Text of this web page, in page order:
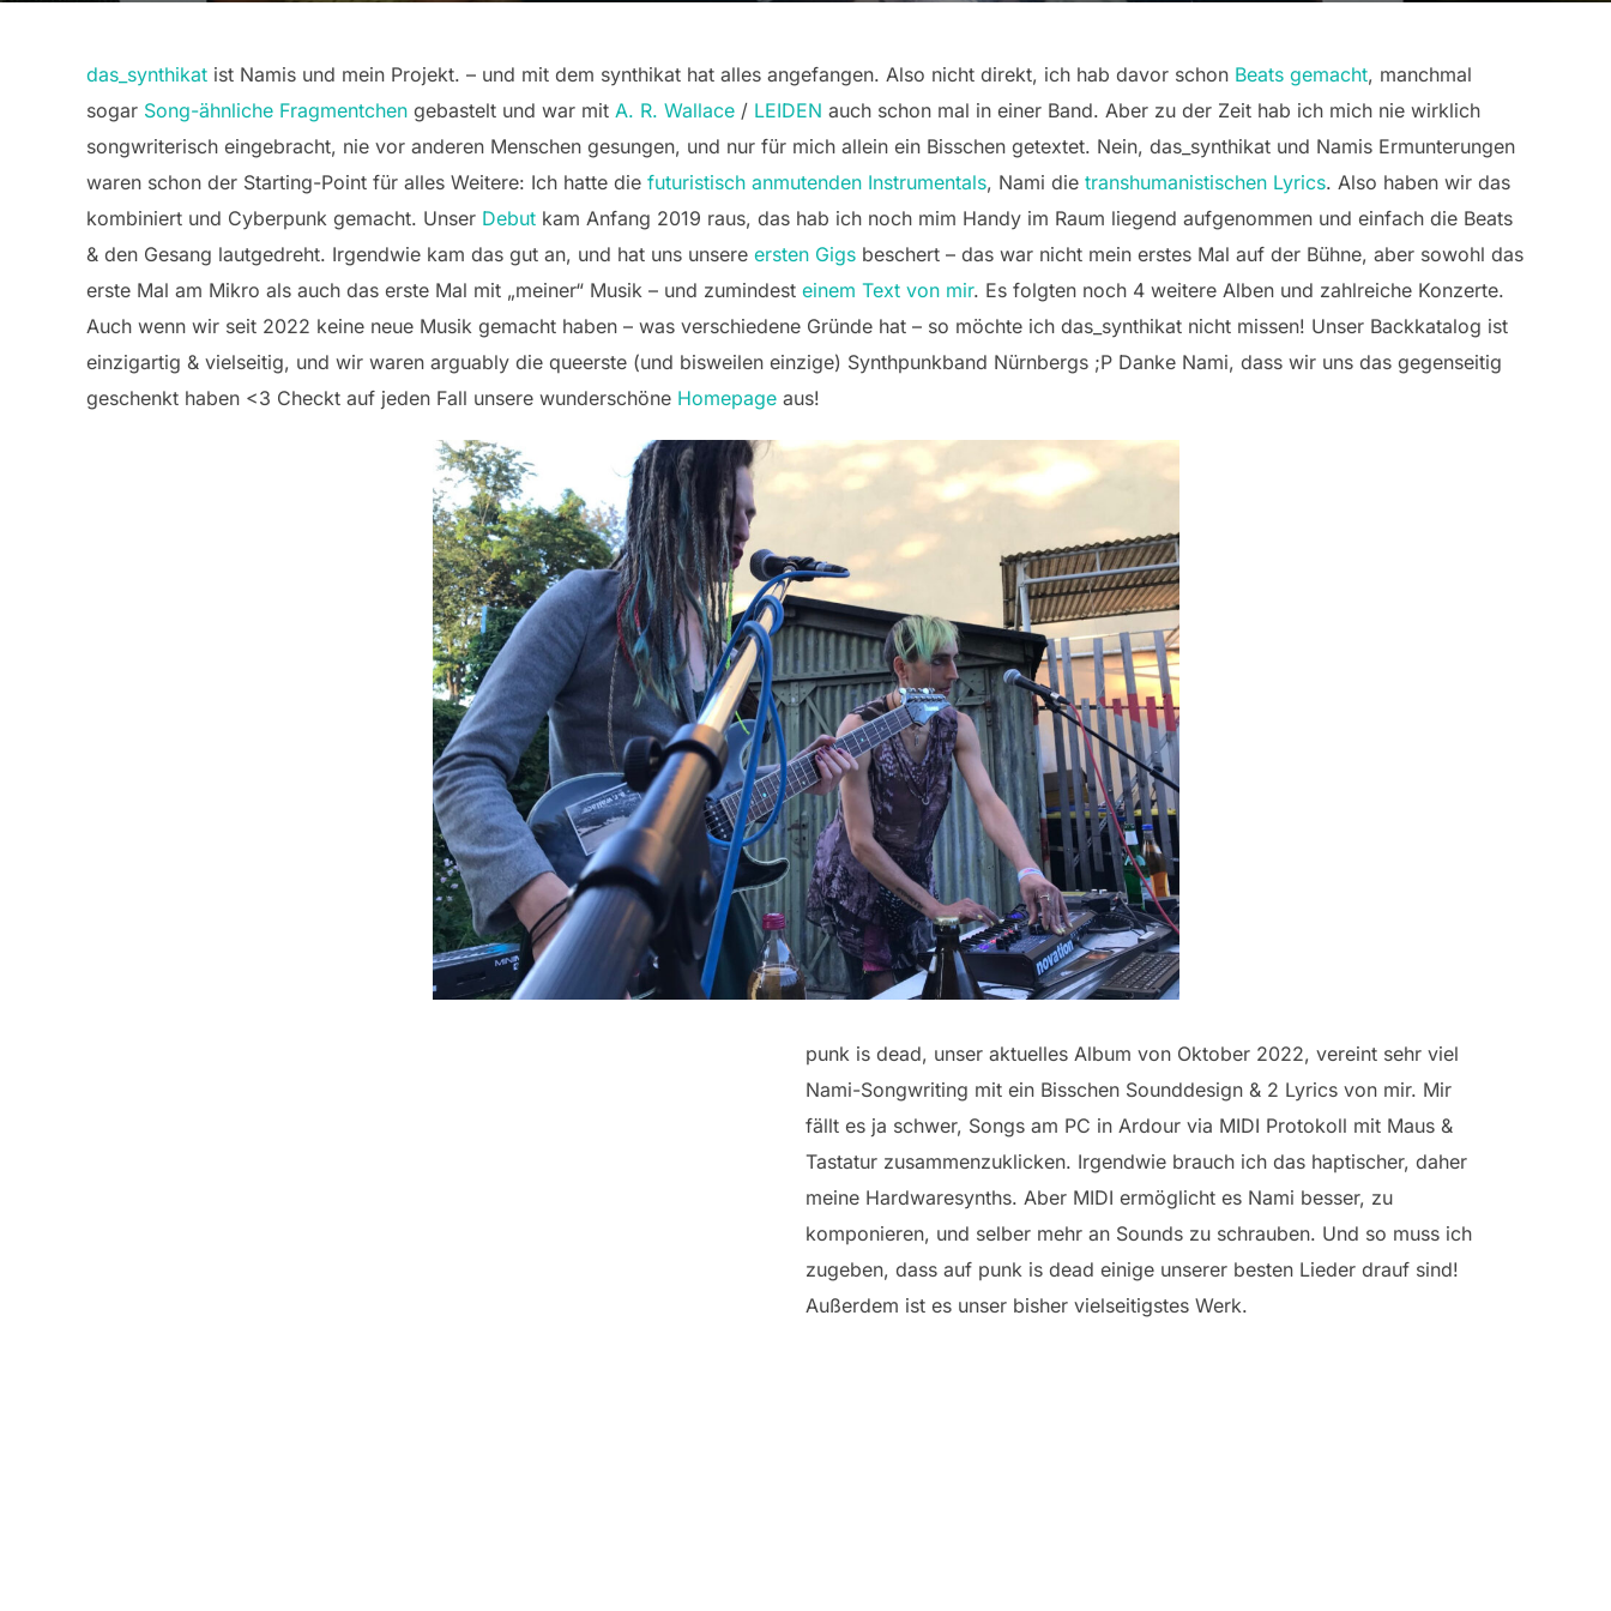
das_synthikat ist Namis und mein Projekt. – und mit dem synthikat hat alles angefangen. Also nicht direkt, ich hab davor schon Beats gemacht, manchmal
sogar Song-ähnliche Fragmentchen gebastelt und war mit A. R. Wallace / LEIDEN auch schon mal in einer Band. Aber zu der Zeit hab ich mich nie wirklich
songwriterisch eingebracht, nie vor anderen Menschen gesungen, und nur für mich allein ein Bisschen getextet. Nein, das_synthikat und Namis Ermunterungen
waren schon der Starting-Point für alles Weitere: Ich hatte die futuristisch anmutenden Instrumentals, Nami die transhumanistischen Lyrics. Also haben wir das
kombiniert und Cyberpunk gemacht. Unser Debut kam Anfang 2019 raus, das hab ich noch mim Handy im Raum liegend aufgenommen und einfach die Beats
& den Gesang lautgedreht. Irgendwie kam das gut an, und hat uns unsere ersten Gigs beschert – das war nicht mein erstes Mal auf der Bühne, aber sowohl das
erste Mal am Mikro als auch das erste Mal mit „meiner“ Musik – und zumindest einem Text von mir. Es folgten noch 4 weitere Alben und zahlreiche Konzerte.
Auch wenn wir seit 2022 keine neue Musik gemacht haben – was verschiedene Gründe hat – so möchte ich das_synthikat nicht missen! Unser Backkatalog ist
einzigartig & vielseitig, und wir waren arguably die queerste (und bisweilen einzige) Synthpunkband Nürnbergs ;P Danke Nami, dass wir uns das gegenseitig
geschenkt haben <3 Checkt auf jeden Fall unsere wunderschöne Homepage aus!
punk is dead, unser aktuelles Album von Oktober 2022, vereint sehr viel
Nami-Songwriting mit ein Bisschen Sounddesign & 2 Lyrics von mir. Mir
fällt es ja schwer, Songs am PC in Ardour via MIDI Protokoll mit Maus &
Tastatur zusammenzuklicken. Irgendwie brauch ich das haptischer, daher
meine Hardwaresynths. Aber MIDI ermöglicht es Nami besser, zu
komponieren, und selber mehr an Sounds zu schrauben. Und so muss ich
zugeben, dass auf punk is dead einige unserer besten Lieder drauf sind!
Außerdem ist es unser bisher vielseitigstes Werk.